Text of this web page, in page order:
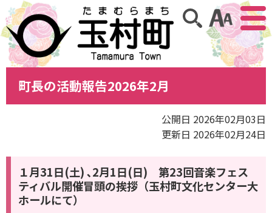
アクセ
サイト内検索
町長の活動報告2026年2月
公開日 2026年02月03日
更新日 2026年02月24日
１月31日(土) ､2月1日(日) 第23回音楽フェス
ティバル開催冒頭の挨拶（玉村町文化センター大
ホールにて）